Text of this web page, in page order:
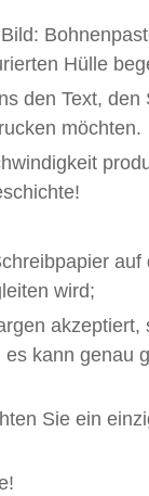
Hülle
den Text, den
möchten.
auf
wird;
akzeptiert,
kann genau
Sie ein